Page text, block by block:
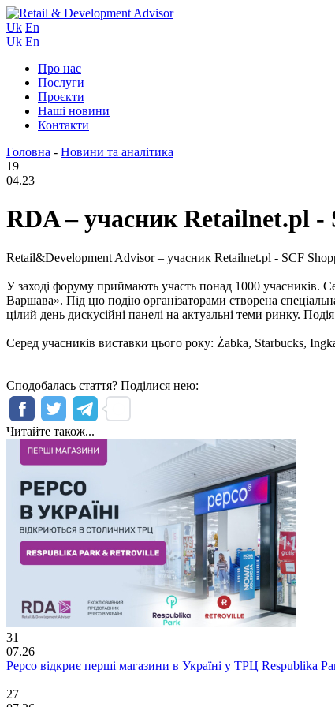
Uk En
Uk En
Про нас
Послуги
Проєкти
Наші новини
Контакти
Головна - Новини та аналітика
19
04.23
RDA – учасник Retailnet.pl
Retail&Development Advisor – учасник Retailnet.pl - SCF
У заході форуму приймають участь понад 1000 учасників.
Варшава». Під цю подію організаторами створена
цілий день дискусійні панелі на актуальні теми ринку.
Серед учасників виставки цього року: Żabka, Starbucks,
Сподобалась стаття? Поділися нею:
Читайте також...
31
07.26
Pepco відкриє перші магазини в Україні у ТРЦ Respublika
27